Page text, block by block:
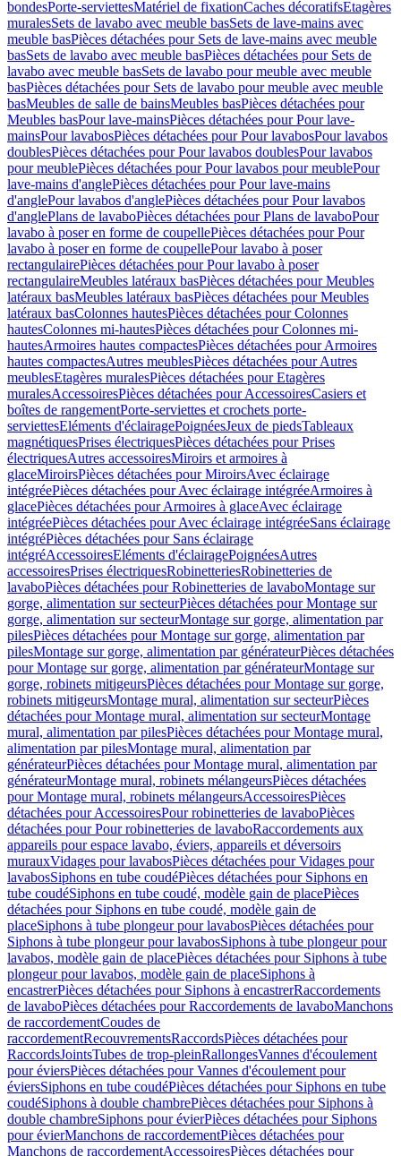
bondesPorte-serviettesMatériel de fixationCaches décoratifsEtagères
muralesSets de lavabo avec meuble basSets de lave-mains avec
meuble basPièces détachées pour Sets de lave-mains avec meuble
basSets de lavabo avec meuble basPièces détachées pour Sets de
lavabo avec meuble basSets de lavabo pour meuble avec meuble
basPièces détachées pour Sets de lavabo pour meuble avec meuble
basMeubles de salle de bainsMeubles basPièces détachées pour
Meubles basPour lave-mainsPièces détachées pour Pour lave-
mainsPour lavabosPièces détachées pour Pour lavabosPour lavabos
doublesPièces détachées pour Pour lavabos doublesPour lavabos
pour meublePièces détachées pour Pour lavabos pour meublePour
lave-mains d'anglePièces détachées pour Pour lave-mains
d'anglePour lavabos d'anglePièces détachées pour Pour lavabos
d'anglePlans de lavaboPièces détachées pour Plans de lavaboPour
lavabo à poser en forme de coupellePièces détachées pour Pour
lavabo à poser en forme de coupellePour lavabo à poser
rectangulairePièces détachées pour Pour lavabo à poser
rectangulaireMeubles latéraux basPièces détachées pour Meubles
latéraux basMeubles latéraux basPièces détachées pour Meubles
latéraux basColonnes hautesPièces détachées pour Colonnes
hautesColonnes mi-hautesPièces détachées pour Colonnes mi-
hautesArmoires hautes compactesPièces détachées pour Armoires
hautes compactesAutres meublesPièces détachées pour Autres
meublesEtagères muralesPièces détachées pour Etagères
muralesAccessoiresPièces détachées pour AccessoiresCasiers et
boîtes de rangementPorte-serviettes et crochets porte-
serviettesEléments d'éclairagePoignéesJeux de piedsTableaux
magnétiquesPrises électriquesPièces détachées pour Prises
électriquesAutres accessoiresMiroirs et armoires à
glaceMiroirsPièces détachées pour MiroirsAvec éclairage
intégréePièces détachées pour Avec éclairage intégréeArmoires à
glacePièces détachées pour Armoires à glaceAvec éclairage
intégréePièces détachées pour Avec éclairage intégréeSans éclairage
intégréPièces détachées pour Sans éclairage
intégréAccessoiresEléments d'éclairagePoignéesAutres
accessoiresPrises électriquesRobinetteriesRobinetteries de
lavaboPièces détachées pour Robinetteries de lavaboMontage sur
gorge, alimentation sur secteurPièces détachées pour Montage sur
gorge, alimentation sur secteurMontage sur gorge, alimentation par
pilesPièces détachées pour Montage sur gorge, alimentation par
pilesMontage sur gorge, alimentation par générateurPièces détachées
pour Montage sur gorge, alimentation par générateurMontage sur
gorge, robinets mitigeursPièces détachées pour Montage sur gorge,
robinets mitigeursMontage mural, alimentation sur secteurPièces
détachées pour Montage mural, alimentation sur secteurMontage
mural, alimentation par pilesPièces détachées pour Montage mural,
alimentation par pilesMontage mural, alimentation par
générateurPièces détachées pour Montage mural, alimentation par
générateurMontage mural, robinets mélangeursPièces détachées
pour Montage mural, robinets mélangeursAccessoiresPièces
détachées pour AccessoiresPour robinetteries de lavaboPièces
détachées pour Pour robinetteries de lavaboRaccordements aux
appareils pour espace lavabo, éviers, appareils et déversoirs
murauxVidages pour lavabosPièces détachées pour Vidages pour
lavabosSiphons en tube coudéPièces détachées pour Siphons en
tube coudéSiphons en tube coudé, modèle gain de placePièces
détachées pour Siphons en tube coudé, modèle gain de
placeSiphons à tube plongeur pour lavabosPièces détachées pour
Siphons à tube plongeur pour lavabosSiphons à tube plongeur pour
lavabos, modèle gain de placePièces détachées pour Siphons à tube
plongeur pour lavabos, modèle gain de placeSiphons à
encastrerPièces détachées pour Siphons à encastrerRaccordements
de lavaboPièces détachées pour Raccordements de lavaboManchons
de raccordementCoudes de
raccordementRecouvrementsRaccordsPièces détachées pour
RaccordsJointsTubes de trop-pleinRallongesVannes d'écoulement
pour éviersPièces détachées pour Vannes d'écoulement pour
éviersSiphons en tube coudéPièces détachées pour Siphons en tube
coudéSiphons à double chambrePièces détachées pour Siphons à
double chambreSiphons pour évierPièces détachées pour Siphons
pour évierManchons de raccordementPièces détachées pour
Manchons de raccordementAccessoiresPièces détachées pour